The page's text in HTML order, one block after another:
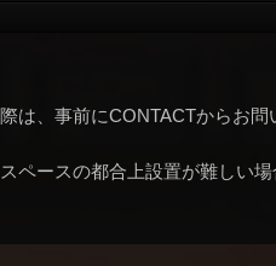
は、事前にCONTACTからお問
ペースの都合上設置が難しい場